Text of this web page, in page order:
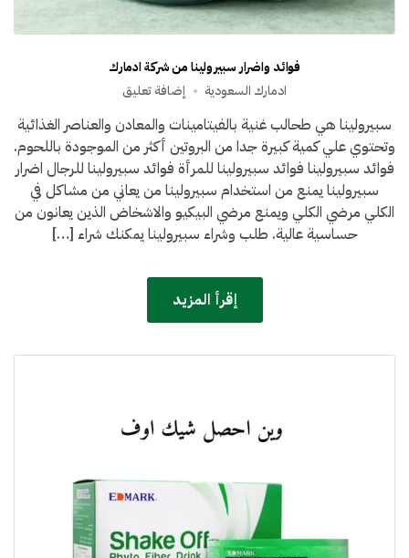
فوائد واضرار سبيرولينا من شركة ادمارك
ادمارك السعودية
إضافة تعليق
واضرار
سبيرولينا
من
شركة
ادمارك
سبيرولينا هي طحالب غنية بالفيتامينات والمعادن والعناصر الغذائية
وتحتوي علي كمية كبيرة جدا من البروتين أكثر من الموجودة باللحوم.
فوائد سبيرولينا فوائد سبيرولينا للمرأة فوائد سبيرولينا للرجال اضرار
سبيرولينا يمنع من استخدام سبيرولينا من يعاني من مشاكل في
الكلي مرضي الكلي ويمنع مرضي البيكيو والاشخاض الذين يعانون من
حساسية عالية. طلب وشراء سبيرولينا يمكنك شراء […]
إقرأ المزيد